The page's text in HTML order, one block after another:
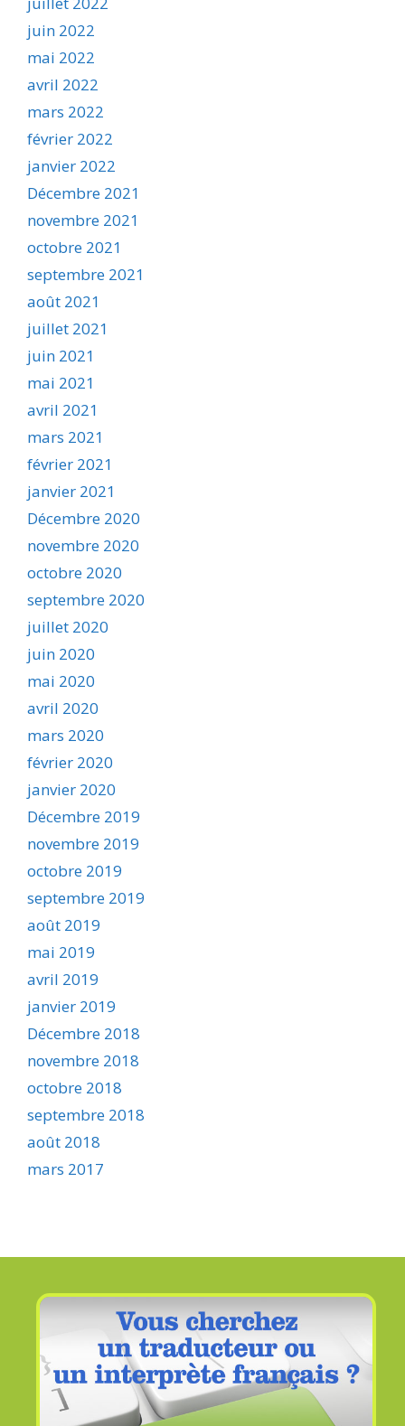
juin 2022
mai 2022
avril 2022
mars 2022
février 2022
janvier 2022
Décembre 2021
novembre 2021
octobre 2021
septembre 2021
août 2021
juillet 2021
juin 2021
mai 2021
avril 2021
mars 2021
février 2021
janvier 2021
Décembre 2020
novembre 2020
octobre 2020
septembre 2020
juillet 2020
juin 2020
mai 2020
avril 2020
mars 2020
février 2020
janvier 2020
Décembre 2019
novembre 2019
octobre 2019
septembre 2019
août 2019
mai 2019
avril 2019
janvier 2019
Décembre 2018
novembre 2018
octobre 2018
septembre 2018
août 2018
mars 2017